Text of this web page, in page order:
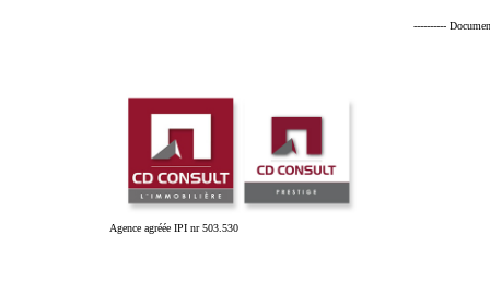
----------
Agence agréée IPI nr 503.530